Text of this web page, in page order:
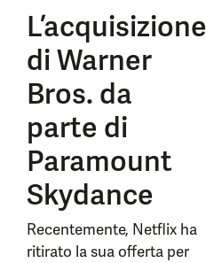
L’acquisizione
di Warner
Bros. da
parte di
Paramount
Skydance
Recentemente, Netflix ha
ritirato la sua offerta per